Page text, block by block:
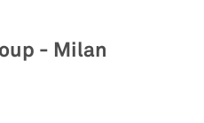
- Milan